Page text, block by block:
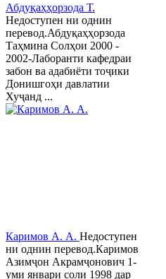
Абдуқаҳҳорзода Т.
Недоступен ни однин
перевод.Абдуқаҳҳорзода
Таҳмина Солҳои 2000 -
2002-Лаборанти кафедраи
забон ва адабиёти тоҷики
Донишгоҳи давлатии
Хуҷанд ...
Каримов А. А. Недоступен
ни однин перевод.Каримов
Азимҷон Акрамҷонович 1-
уми январи соли 1998 дар